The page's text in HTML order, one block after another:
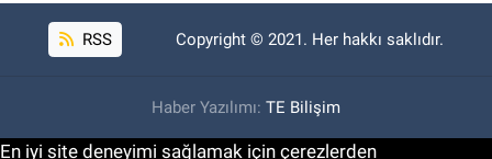
RSS Copyright © 2021. Her hakkı saklıdır.
Haber Yazılımı: TE Bilişim
En iyi site deneyimi sağlamak için çerezlerden